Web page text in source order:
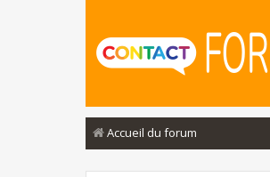
Accueil du forum